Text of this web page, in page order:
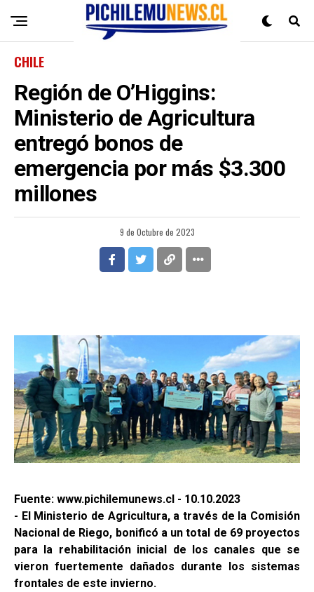
CHILE
Región de O’Higgins:
Ministerio de Agricultura
entregó bonos de
emergencia por más $3.300
millones
9 de Octubre de 2023
Fuente: www.pichilemunews.cl - 10.10.2023
- El Ministerio de Agricultura, a través de la Comisión
Nacional de Riego, bonificó a un total de 69 proyectos
para la rehabilitación inicial de los canales que se
vieron fuertemente dañados durante los sistemas
frontales de este invierno.